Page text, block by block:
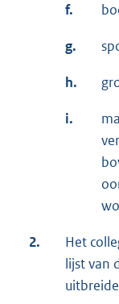
f.
g.
h.
i.
2.
Het
lijst van